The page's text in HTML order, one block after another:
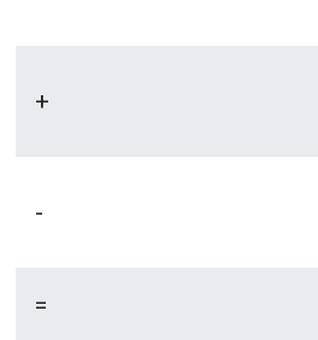
+
-
=